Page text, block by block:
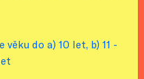
do a) 10 let, b) 11 -